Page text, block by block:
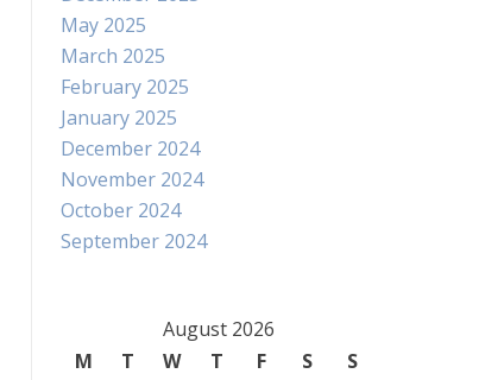
May 2025
March 2025
February 2025
January 2025
December 2024
November 2024
October 2024
September 2024
August 2026
M
T W T F S
S